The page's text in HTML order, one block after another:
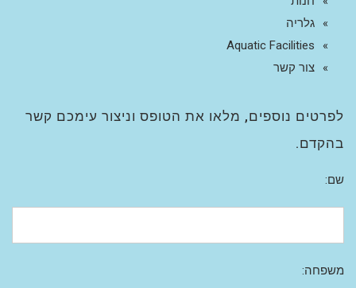
גלריה
Aquatic Facilities
צור קשר
לפרטים נוספים, מלאו את הטופס וניצור עימכם קשר
בהקדם.
שם:
משפחה: